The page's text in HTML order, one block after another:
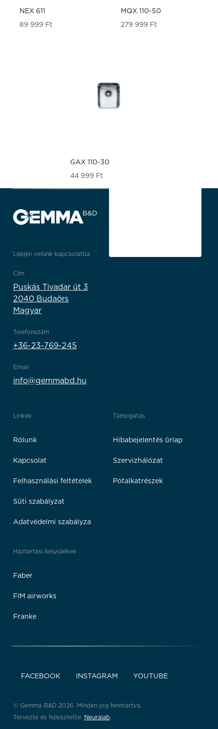
NEX 611
89 999 Ft
MQX 110-50
279 999 Ft
GAX 110-30
44 999 Ft
Lépjen velünk kapcsolatba
Cím
Puskás Tivadar út 3
2040 Budaörs
Magyar
Telefonszám
+36-23-769-245
Email
info@gemmabd.hu
Linkek
Rólunk
Kapcsolat
Felhasználási feltételek
Süti szabályzat
Adatvédelmi szabályza
Támogatás
Hibabejelentés űrlap
Szervizhálózat
Pótalkatrészek
Háztartási készülékek
Faber
FIM airworks
Franke
FACEBOOK INSTAGRAM YOUTUBE
© Gemma B&D 2026. Minden jog fenntartva.
Tervezte és fejlesztette: Neuralab.